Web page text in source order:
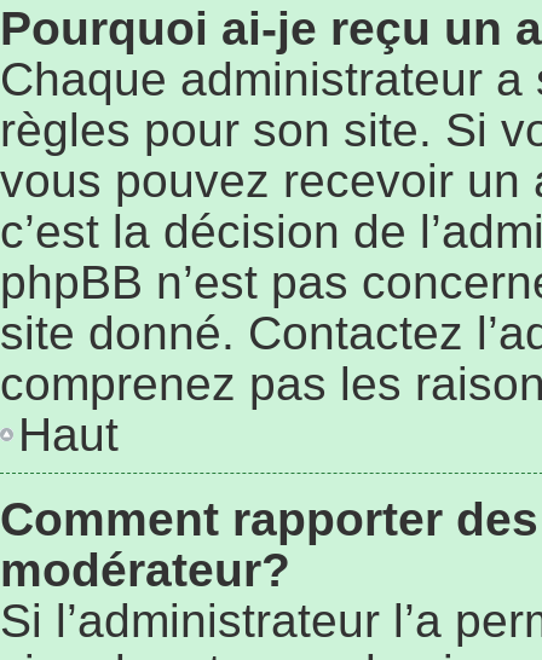
Pourquoi ai-je reçu un
Chaque administrateur
règles pour son site. Si
vous pouvez recevoir un
c’est la décision de
phpBB n’est pas
site donné. Contactez
comprenez pas les
Haut
Comment rapporter
modérateur?
Si l’administrateur l’a